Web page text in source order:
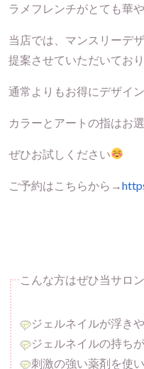
ラメフレンチがとても華
当店では、マンスリーデ
提案させていただいてお
通常よりもお得にデザイ
カラーとアートの指はお
ぜひお試しください
ご予約はこちらから→
こんな方はぜひ当サロ
ジェルネイルが浮き
ジェルネイルの持ち
刺激の強い薬剤を使